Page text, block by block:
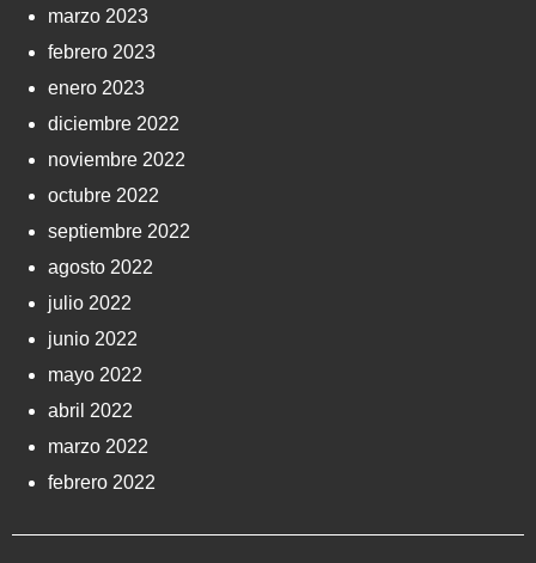
marzo 2023
febrero 2023
enero 2023
diciembre 2022
noviembre 2022
octubre 2022
septiembre 2022
agosto 2022
julio 2022
junio 2022
mayo 2022
abril 2022
marzo 2022
febrero 2022